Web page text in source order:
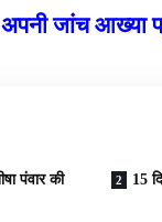
अपनी जांच आख्या
पंवार की
15